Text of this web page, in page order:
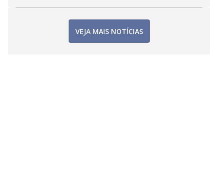
VEJA MAIS NOTÍCIAS